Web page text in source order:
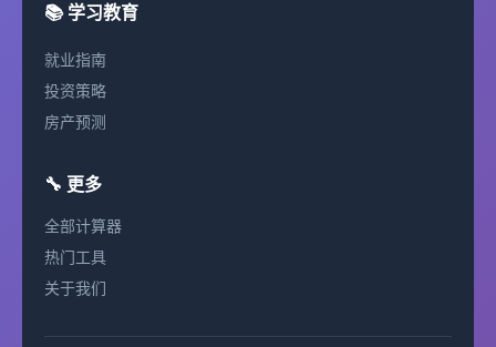
📚 学习教育
就业指南
投资策略
房产预测
🔧 更多
全部计算器
热门工具
关于我们